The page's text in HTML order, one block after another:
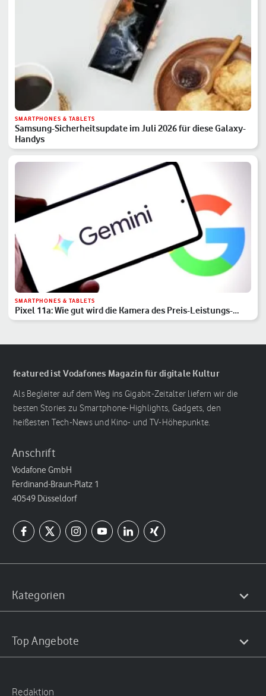
SMARTPHONES & TABLETS
Samsung-Sicherheitsupdate im Juli 2026 für diese Galaxy-
Handys
SMARTPHONES & TABLETS
Pixel 11a: Wie gut wird die Kamera des Preis-Leistungs-
Hits?
featured ist Vodafones Magazin für digitale Kultur
Als Begleiter auf dem Weg ins Gigabit-Zeitalter liefern wir die
besten Stories zu Smartphone-Highlights, Gadgets, den
heißesten Tech-News und Kino- und TV-Höhepunkte.
Anschrift
Vodafone GmbH
Ferdinand-Braun-Platz 1
40549 Düsseldorf
Kategorien
Top Angebote
Redaktion